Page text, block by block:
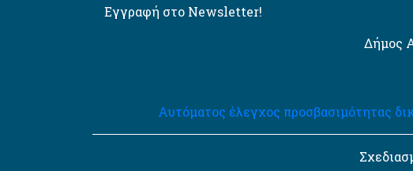
Εγγραφή στο Newsletter!
Δήμος
Αυτόματος έλεγχος προσβασιμότητας